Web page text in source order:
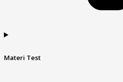
Materi Test